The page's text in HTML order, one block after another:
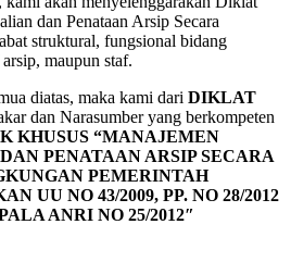
dan Penataan Arsip Secara
struktural, fungsional bidang
maupun staf.
diatas, maka kami dari DIKLAT
dan Narasumber yang berkompeten
KHUSUS “MANAJEMEN
PENATAAN ARSIP SECARA
PEMERINTAH
UU NO 43/2009, PP. NO 28/2012
ANRI NO 25/2012″